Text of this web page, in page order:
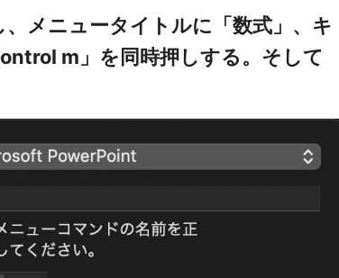
メニュータイトルに「数式」、キ
m」を同時押しする。そして